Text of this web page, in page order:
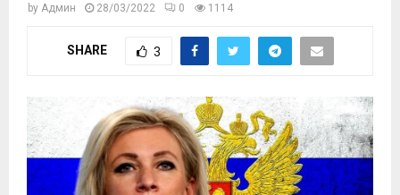
by Админ 28/03/2022 0 1114
SHARE 3